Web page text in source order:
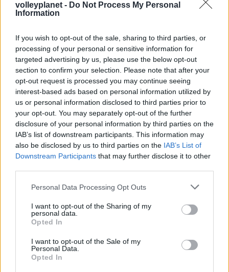
volleyplanet - Do Not Process My Personal
Information
If you wish to opt-out of the sale, sharing to third parties, or
processing of your personal or sensitive information for
targeted advertising by us, please use the below opt-out
section to confirm your selection. Please note that after your
opt-out request is processed you may continue seeing
interest-based ads based on personal information utilized by
us or personal information disclosed to third parties prior to
your opt-out. You may separately opt-out of the further
disclosure of your personal information by third parties on the
IAB’s list of downstream participants. This information may
also be disclosed by us to third parties on the IAB’s List of
Downstream Participants that may further disclose it to other
Please note that this website/app uses one or more Google
not limited to your visit or usage behaviour. You may click to
grant or deny consent to Google and its third-party tags to
use your data for below specified purposes in below Google
consent section.
Personal Data Processing Opt Outs
I want to opt-out of the Sharing of my
personal data.
Opted In
I want to opt-out of the Sale of my
Personal Data.
Opted In
Αναγνώριση και σεβασμός